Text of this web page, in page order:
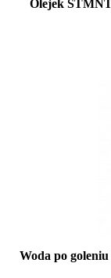
Olejek
Woda po